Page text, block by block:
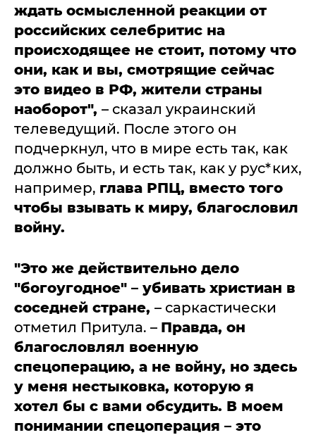
ждать осмысленной реакции от
российских селебритис на
происходящее не стоит, потому что
они, как и вы, смотрящие сейчас
это видео в РФ, жители страны
наоборот", – сказал украинский
телеведущий. После этого он
подчеркнул, что в мире есть так, как
должно быть, и есть так, как у рус*ких,
например, глава РПЦ, вместо того
чтобы взывать к миру, благословил
войну.
"Это же действительно дело
"богоугодное" – убивать христиан в
соседней стране, – саркастически
отметил Притула. – Правда, он
благословлял военную
спецоперацию, а не войну, но здесь
у меня нестыковка, которую я
хотел бы с вами обсудить. В моем
понимании спецоперация – это